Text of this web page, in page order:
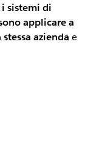
i sistemi di
applicare a
azienda e